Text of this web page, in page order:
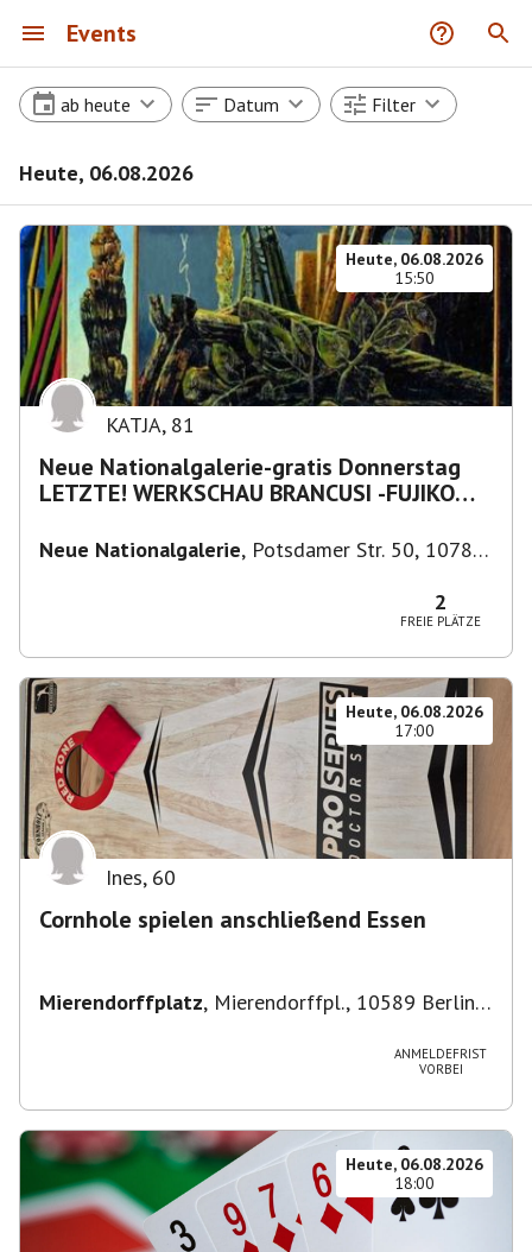
Events
ab heute Datum Filter
Heute, 06.08.2026
Heute, 06.08.2026
15:50
KATJA, 81
Neue Nationalgalerie-gratis Donnerstag
LETZTE! WERKSCHAU BRANCUSI -FUJIKO
Neue Nationalgalerie, Potsdamer Str. 50, 10785
2
FREIE PLÄTZE
Heute, 06.08.2026
17:00
Ines, 60
Cornhole spielen anschließend Essen
Mierendorffplatz, Mierendorffpl., 10589 Berlin-
ANMELDEFRIST
VORBEI
Heute, 06.08.2026
18:00